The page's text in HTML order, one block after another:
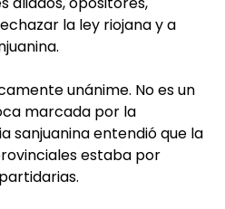
la ley riojana y a
unánime. No es un
marcada por la
sanjuanina entendió que la
estaba por